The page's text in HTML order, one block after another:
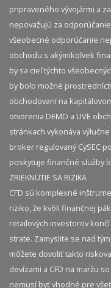
pripraveného vývojármi a
nepovažujú za
všeobecné odporúčanie
obchodu s akýmikoľvek
by sa cieľ týchto
by bolo možné
obchodovaní na
otvorenia DEMO a LIVE
stránkach vykonáva
broker regulovaný CySEC
poskytuje finančné služby
ZRIEKNUTIE SA RIZIKA
CFD sú komplexné
riziko, že kvôli finančnej
retailových investorov
strate. Zamyslite se nad
môžete dovoliť takto
devízami a CFD na maržu
nemusí byť vhodné pre